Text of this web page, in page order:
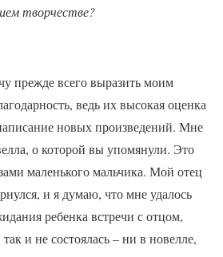
творчестве?
прежде всего выразить моим
ведь их высокая оценка
новых произведений. Мне
о которой вы упомянули. Это
маленького мальчика. Мой отец
и я думаю, что мне удалось
ребенка встречи с отцом,
и не состоялась – ни в новелле,